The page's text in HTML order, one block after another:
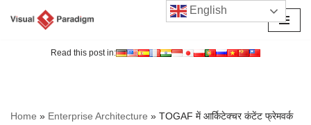
Read this post in:
Home » Enterprise Architecture » TOGAF में आर्किटेक्चर कंटेंट फ्रेमवर्क
English